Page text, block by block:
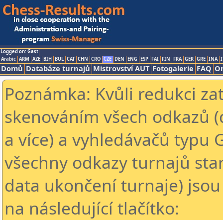
Logged on: Gast
Arabic ARM AZE BIH BUL CAT CHN CRO CZE DEN ENG ESP FAI FIN FRA GER GRE INA
Domů Databáze turnajů Mistrovství AUT Fotogalerie FAQ
Poznámka: Kvůli redukci
skenováním všech odkazů
a více) a vyhledávačů typu
všechny odkazy turnajů
data ukončení turnaje)
na následující tlačítko: